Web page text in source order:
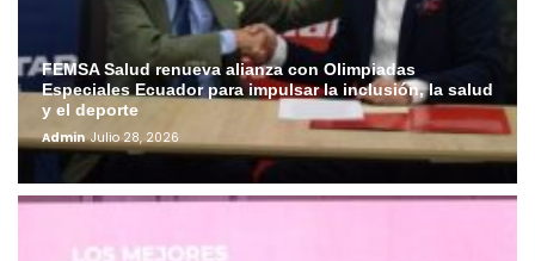
FEMSA Salud renueva alianza con Olimpiadas
Especiales Ecuador para impulsar la inclusión, la salud
y el deporte
Admin Julio 28, 2026